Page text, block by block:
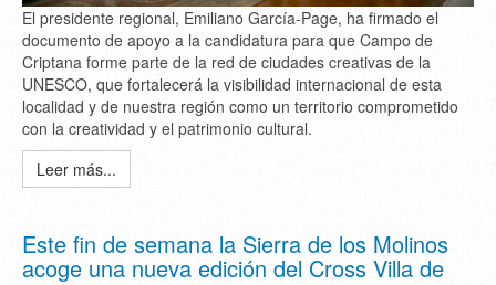
El presidente regional, Emiliano García-Page, ha firmado el
documento de apoyo a la candidatura para que Campo de
Criptana forme parte de la red de ciudades creativas de la
UNESCO, que fortalecerá la visibilidad internacional de esta
localidad y de nuestra región como un territorio comprometido
con la creatividad y el patrimonio cultural.
Leer más...
Este fin de semana la Sierra de los Molinos
acoge una nueva edición del Cross Villa de